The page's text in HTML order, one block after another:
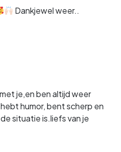
Dankjewel weer..
je,en ben altijd weer
humor, bent scherp en
situatie is.liefs van je